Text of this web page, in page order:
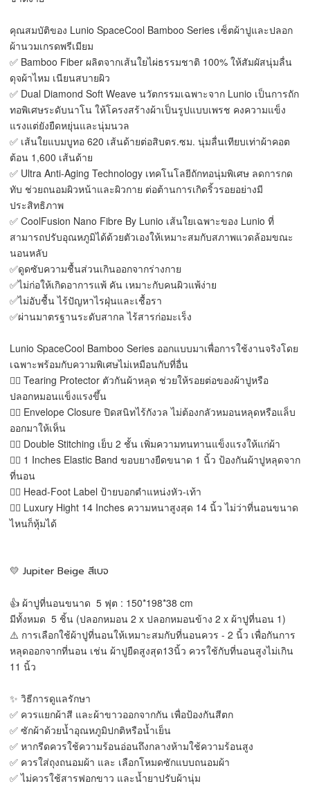
คุณสมบัติของ Lunio SpaceCool Bamboo Series เซ็ตผ้าปูและปลอก
ผ้านวมเกรดพรีเมียม
✅ Bamboo Fiber ผลิตจากเส้นใยไผ่ธรรมชาติ 100% ให้สัมผัสนุ่มลื่น
ดุจผ้าไหม เนียนสบายผิว
✅ Dual Diamond Soft Weave นวัตกรรมเฉพาะจาก Lunio เป็นการถัก
ทอพิเศษระดับนาโน ให้โครงสร้างผ้าเป็นรูปแบบเพรช คงความแข็ง
แรงแต่ยังยืดหยุ่นและนุ่มนวล
✅ เส้นใยแบมบูทอ 620 เส้นด้ายต่อสิบตร.ซม. นุ่มลื่นเทียบเท่าผ้าคอต
ต้อน 1,600 เส้นด้าย
✅ Ultra Anti-Aging Technology เทคโนโลยีถักทอนุ่มพิเศษ ลดการกด
ทับ ช่วยถนอมผิวหน้าและผิวกาย ต่อต้านการเกิดริ้วรอยอย่างมี
ประสิทธิภาพ
✅ CoolFusion Nano Fibre By Lunio เส้นใยเฉพาะของ Lunio ที่
สามารถปรับอุณหภูมิได้ด้วยตัวเองให้เหมาะสมกับสภาพแวดล้อมขณะ
นอนหลับ
✅ดูดซับความชื้นส่วนเกินออกจากร่างกาย
✅ไม่ก่อให้เกิดอาการแพ้ คัน เหมาะกับคนผิวแพ้ง่าย
✅ไม่อับชื้น ไร้ปัญหาไรฝุ่นและเชื้อรา
✅ผ่านมาตรฐานระดับสากล ไร้สารก่อมะเร็ง
Lunio SpaceCool Bamboo Series ออกแบบมาเพื่อการใช้งานจริงโดย
เฉพาะพร้อมกับความพิเศษไม่เหมือนกับที่อื่น
👉🏻 Tearing Protector ตัวกันผ้าหลุด ช่วยให้รอยต่อของผ้าปูหรือ
ปลอกหมอนแข็งแรงขึ้น
👉🏻 Envelope Closure ปิดสนิทไร้กังวล ไม่ต้องกลัวหมอนหลุดหรือแล็บ
ออกมาให้เห็น
👉🏻 Double Stitching เย็บ 2 ชั้น เพิ่มความทนทานแข็งแรงให้แก่ผ้า
👉🏻 1 Inches Elastic Band ขอบยางยืดขนาด 1 นิ้ว ป้องกันผ้าปูหลุดจาก
ที่นอน
👉🏻 Head-Foot Label ป้ายบอกตำแหน่งหัว-เท้า
👉🏻 Luxury Hight 14 Inches ความหนาสูงสุด 14 นิ้ว ไม่ว่าที่นอนขนาด
ไหนก็หุ้มได้
💛 Jupiter Beige สีเบจ
👍 ผ้าปูที่นอนขนาด 5 ฟุต : 150*198*38 cm
มีทั้งหมด 5 ชิ้น (ปลอกหมอน 2 x ปลอกหมอนข้าง 2 x ผ้าปูที่นอน 1)
⚠️ การเลือกใช้ผ้าปูที่นอนให้เหมาะสมกับที่นอนควร - 2 นิ้ว เพื่อกันการ
หลุดออกจากที่นอน เช่น ผ้าปูยืดสูงสุด13นิ้ว ควรใช้กับที่นอนสูงไม่เกิน
11 นิ้ว
✨ วิธีการดูแลรักษา
✅ ควรแยกผ้าสี และผ้าขาวออกจากกัน เพื่อป้องกันสีตก
✅ ซักผ้าด้วยน้ำอุณหภูมิปกติหรือน้ำเย็น
✅ หากรีดควรใช้ความร้อนอ่อนถึงกลางห้ามใช้ความร้อนสูง
✅ ควรใส่ถุงถนอมผ้า และ เลือกโหมดซักแบบถนอมผ้า
✅ ไม่ควรใช้สารฟอกขาว และน้ำยาปรับผ้านุ่ม